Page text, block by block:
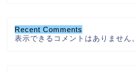
Recent Comments
表示できるコメントはありません。